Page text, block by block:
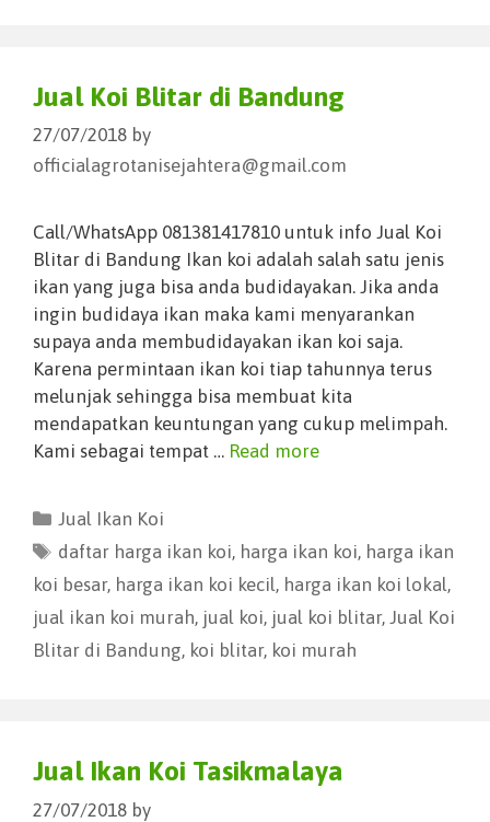
Jual Koi Blitar di Bandung
27/07/2018 by
officialagrotanisejahtera@gmail.com
Call/WhatsApp 081381417810 untuk info Jual Koi
Blitar di Bandung Ikan koi adalah salah satu jenis
ikan yang juga bisa anda budidayakan. Jika anda
ingin budidaya ikan maka kami menyarankan
supaya anda membudidayakan ikan koi saja.
Karena permintaan ikan koi tiap tahunnya terus
melunjak sehingga bisa membuat kita
mendapatkan keuntungan yang cukup melimpah.
Kami sebagai tempat … Read more
Jual Ikan Koi
daftar harga ikan koi, harga ikan koi, harga ikan
koi besar, harga ikan koi kecil, harga ikan koi lokal,
jual ikan koi murah, jual koi, jual koi blitar, Jual Koi
Blitar di Bandung, koi blitar, koi murah
Jual Ikan Koi Tasikmalaya
27/07/2018 by